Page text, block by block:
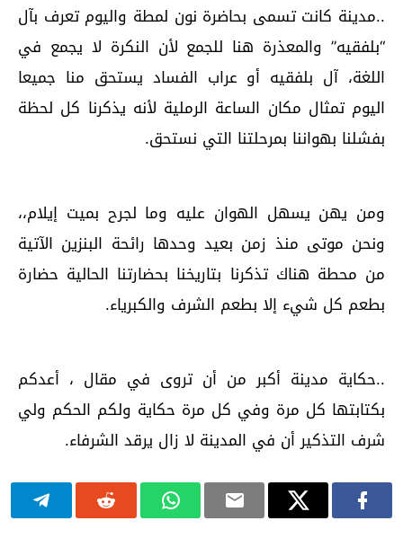
..مدينة كانت تسمى بحاضرة نون لمطة واليوم تعرف بآل
“بلفقيه” والمعذرة هنا للجمع لأن النكرة لا يجمع في
اللغة، آل بلفقيه أو عراب الفساد يستحق منا جميعا
اليوم تمثال مكان الساعة الرملية لأنه يذكرنا كل لحظة
بفشلنا بهواننا بمرحلتنا التي نستحق.
ومن يهن يسهل الهوان عليه وما لجرح بميت إيلام،،
ونحن موتى منذ زمن بعيد وحدها رائحة البنزين الآتية
من محطة هناك تذكرنا بتاريخنا بحضارتنا الحالية حضارة
بطعم كل شيء إلا بطعم الشرف والكبرياء.
..حكاية مدينة أكبر من أن تروى في مقال ، أعدكم
بكتابتها كل مرة وفي كل مرة حكاية ولكم الحكم ولي
شرف التذكير أن في المدينة لا زال يرقد الشرفاء.